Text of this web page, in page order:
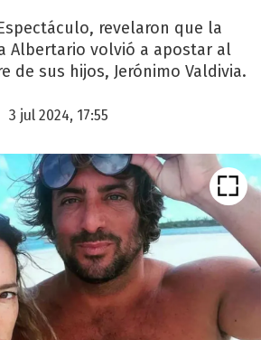
revelaron que la
Albertario volvió a apostar al
de sus hijos, Jerónimo Valdivia.
3 jul 2024, 17:55